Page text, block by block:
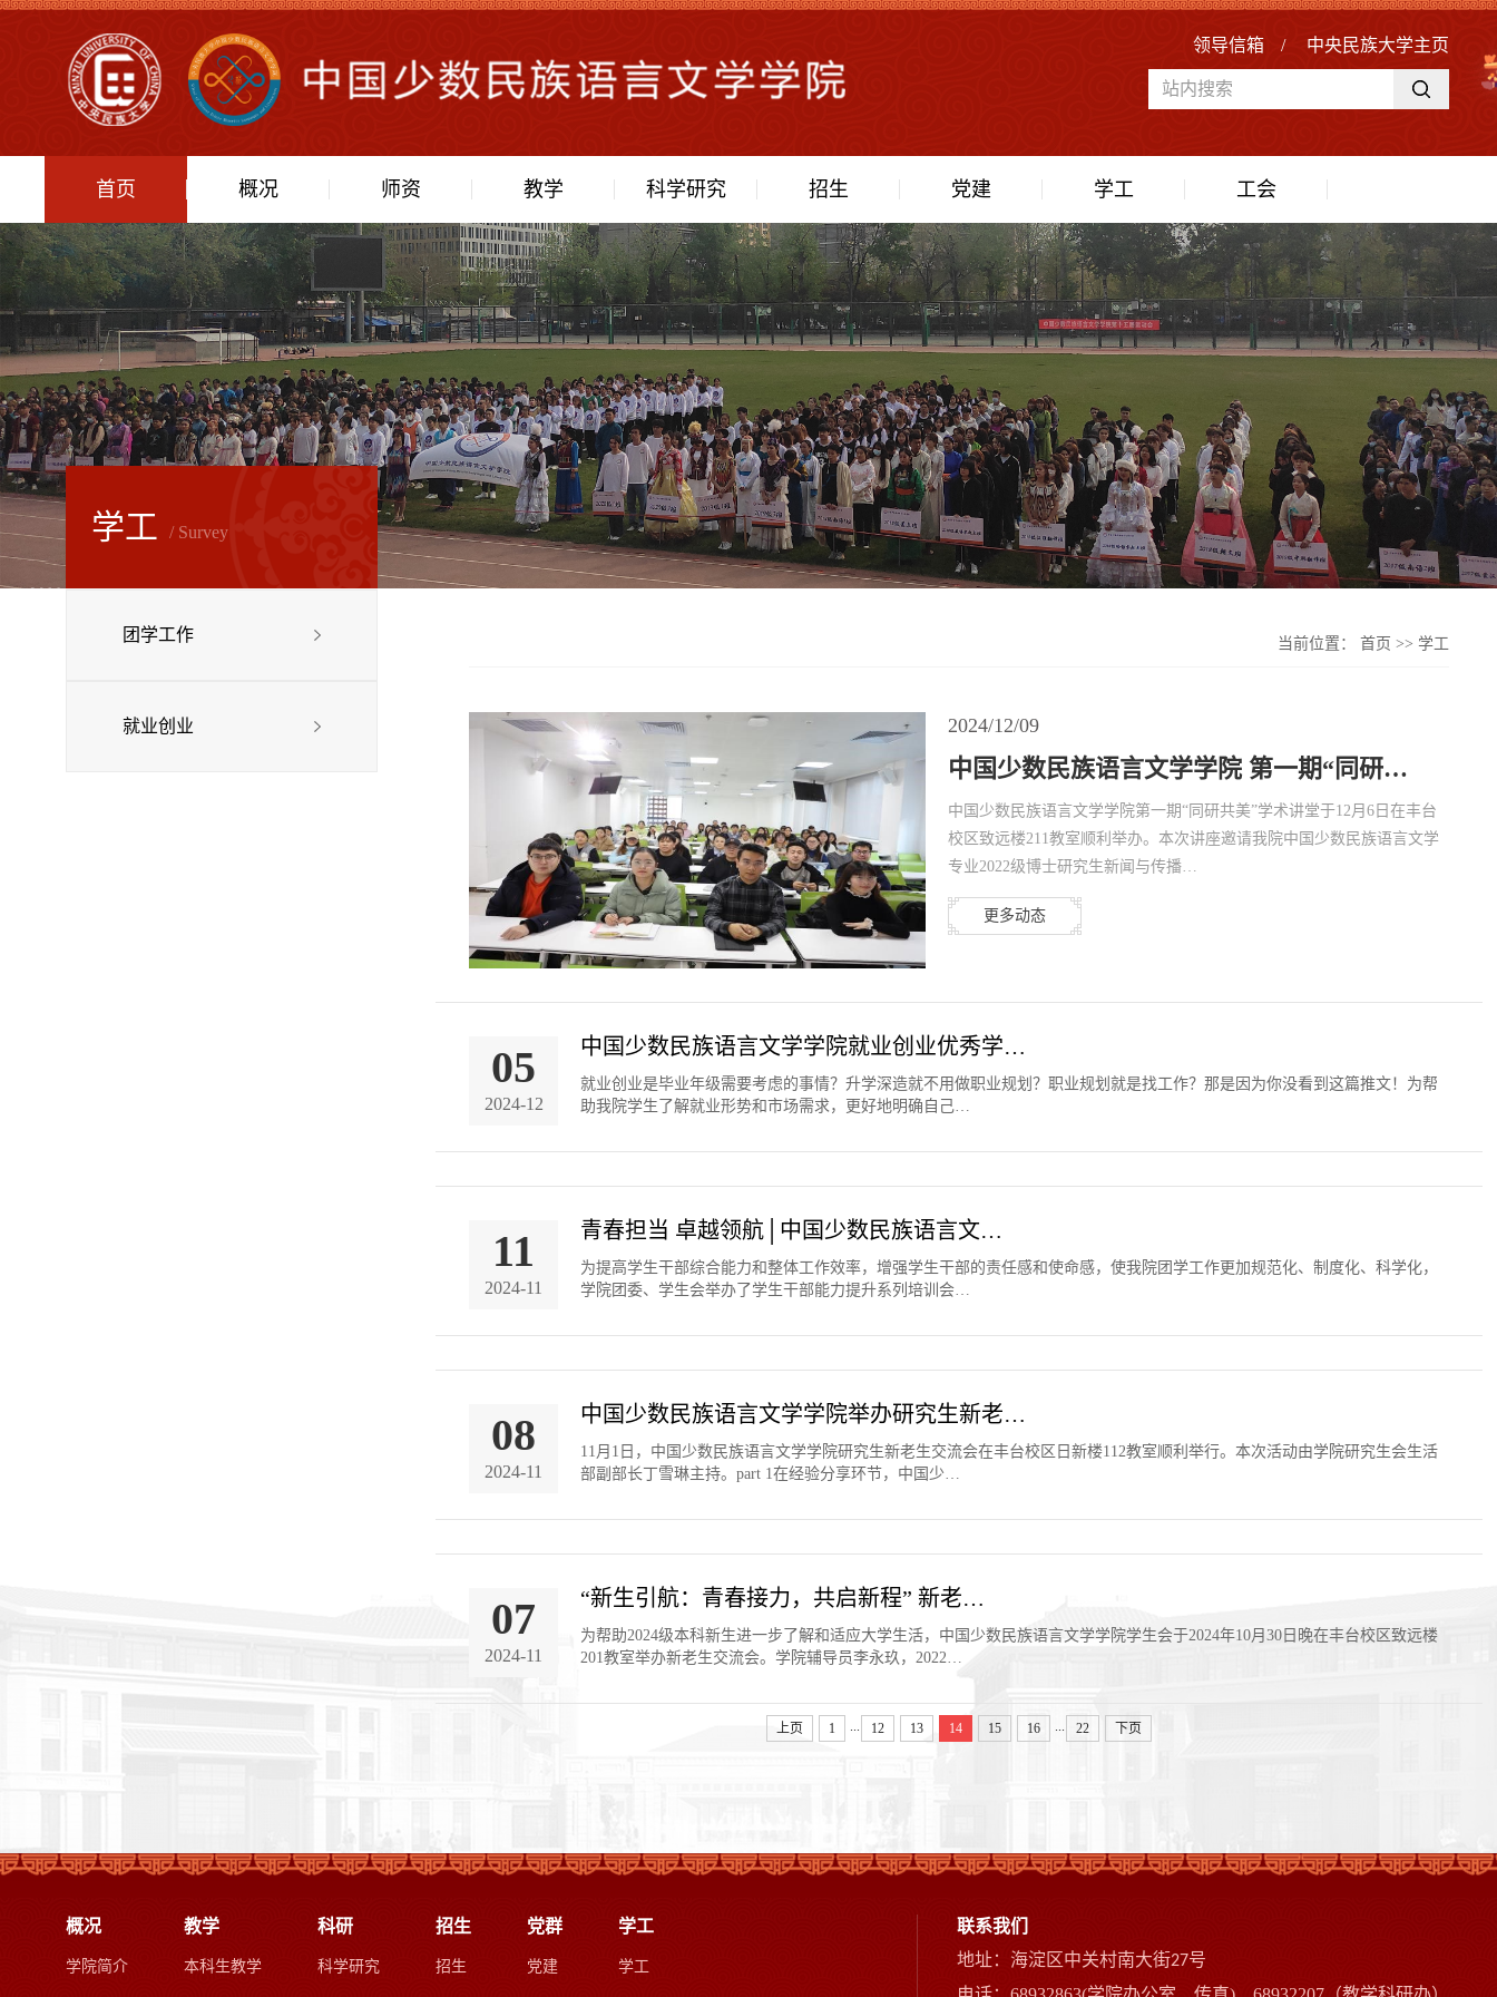
领导信箱 / 中央民族大学主页
首页 概况 师资 教学 科学研究 招生 党建 学工 工会
学工 / Survey
团学工作
就业创业
当前位置： 首页 >> 学工
2024/12/09
中国少数民族语言文学学院 第一期“同研…
中国少数民族语言文学学院第一期“同研共美”学术讲堂于12月6日在丰台
校区致远楼211教室顺利举办。本次讲座邀请我院中国少数民族语言文学
专业2022级博士研究生新闻与传播…
更多动态
05
2024-12
中国少数民族语言文学学院就业创业优秀学…
就业创业是毕业年级需要考虑的事情？升学深造就不用做职业规划？职业规划就是找工作？那是因为你没看到这篇推文！为帮
助我院学生了解就业形势和市场需求，更好地明确自己…
11
2024-11
青春担当 卓越领航│中国少数民族语言文…
为提高学生干部综合能力和整体工作效率，增强学生干部的责任感和使命感，使我院团学工作更加规范化、制度化、科学化，
学院团委、学生会举办了学生干部能力提升系列培训会…
08
2024-11
中国少数民族语言文学学院举办研究生新老…
11月1日，中国少数民族语言文学学院研究生新老生交流会在丰台校区日新楼112教室顺利举行。本次活动由学院研究生会生活
部副部长丁雪琳主持。part 1在经验分享环节，中国少…
07
2024-11
“新生引航：青春接力，共启新程” 新老…
为帮助2024级本科新生进一步了解和适应大学生活，中国少数民族语言文学学院学生会于2024年10月30日晚在丰台校区致远楼
201教室举办新老生交流会。学院辅导员李永玖，2022…
上页 1 ... 12 13 14 15 16 ... 22 下页
概况
学院简介
教学
本科生教学
科研
科学研究
招生
招生
党群
党建
学工
学工
联系我们
地址：海淀区中关村南大街27号